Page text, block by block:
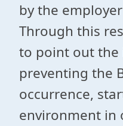
by the
Through this
to point out
preventing the
occurrence,
environment in